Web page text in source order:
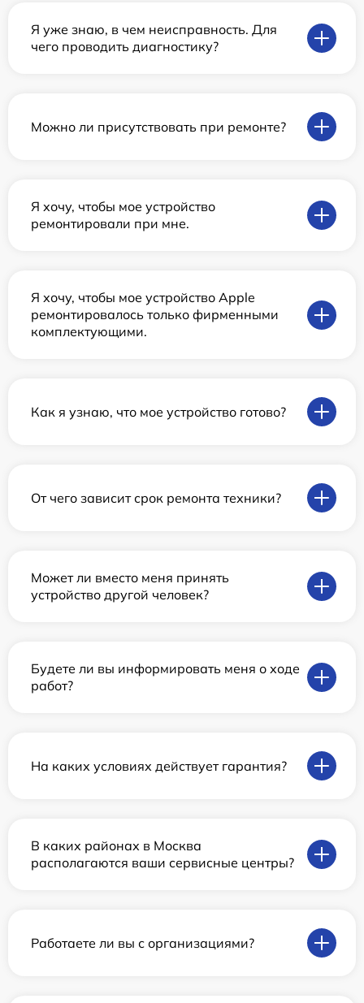
Я уже знаю, в чем неисправность. Для
чего проводить диагностику?
Можно ли присутствовать при ремонте?
Я хочу, чтобы мое устройство
ремонтировали при мне.
Я хочу, чтобы мое устройство Apple
ремонтировалось только фирменными
комплектующими.
Как я узнаю, что мое устройство готово?
От чего зависит срок ремонта техники?
Может ли вместо меня принять
устройство другой человек?
Будете ли вы информировать меня о ходе
работ?
На каких условиях действует гарантия?
В каких районах в Москва
располагаются ваши сервисные центры?
Работаете ли вы с организациями?